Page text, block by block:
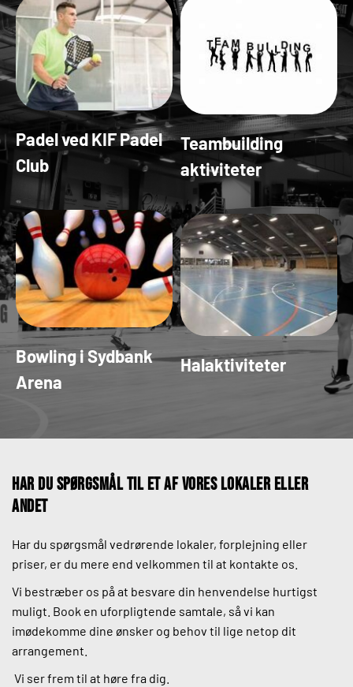
Padel ved KIF Padel
Club
Bowling i Sydbank
Arena
Teambuilding
aktiviteter
Halaktiviteter
Har du spørgsmål til et af vores lokaler eller
andet
Har du spørgsmål vedrørende lokaler, forplejning eller
priser, er du mere end velkommen til at kontakte os.
Vi bestræber os på at besvare din henvendelse hurtigst
muligt. Book en uforpligtende samtale, så vi kan
imødekomme dine ønsker og behov til lige netop dit
arrangement.
Vi ser frem til at høre fra dig.